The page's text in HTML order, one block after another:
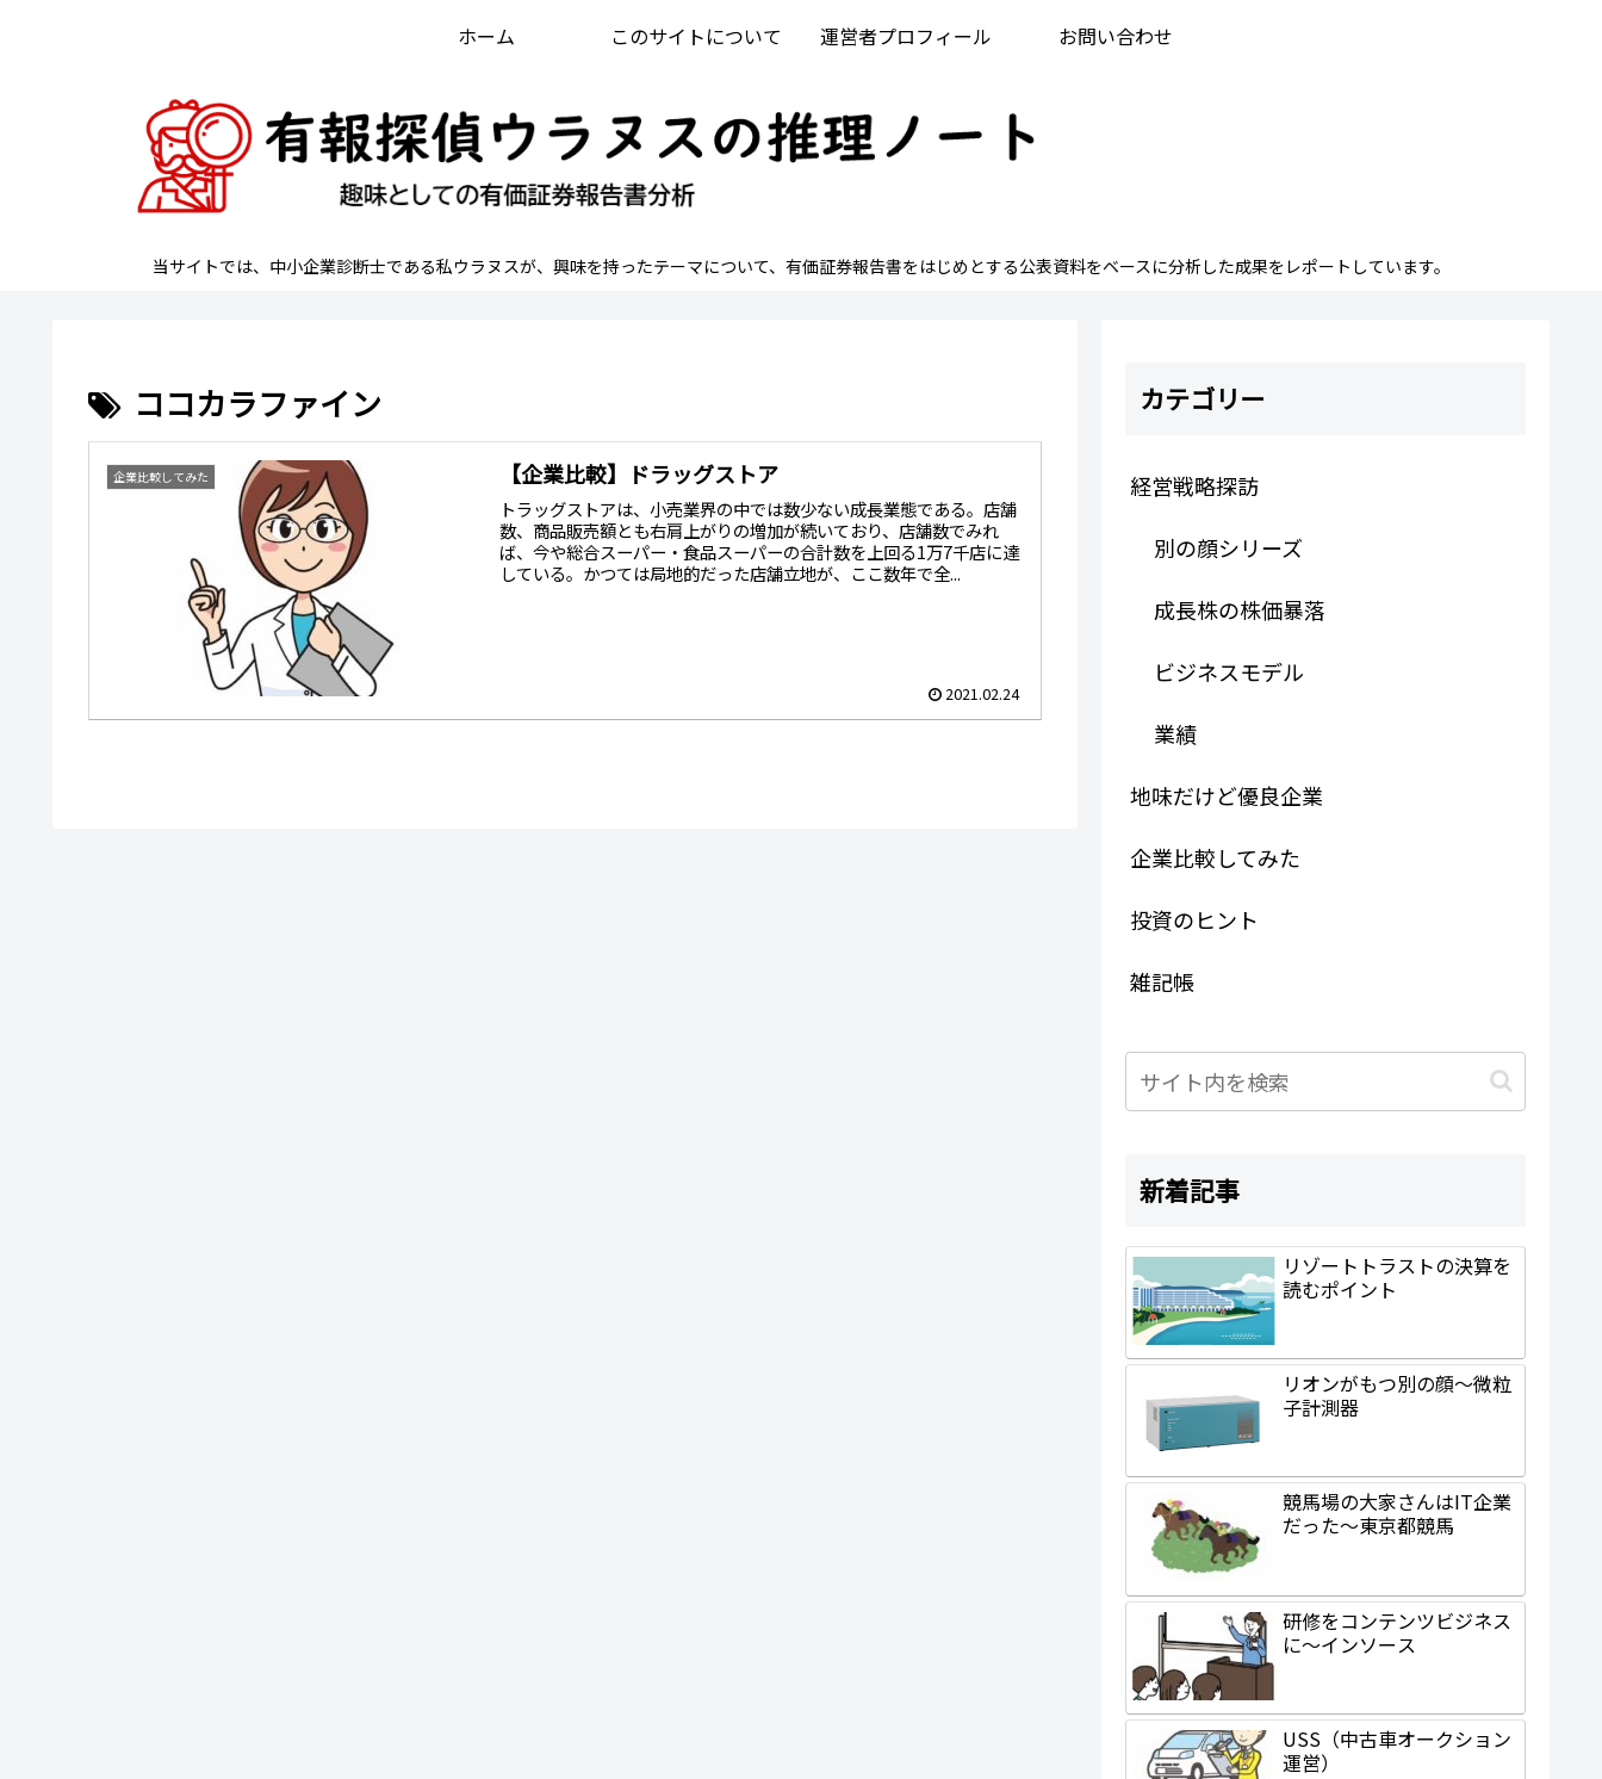
当サイトでは、中小企業診断士である私ウラヌスが、興味を持ったテーマについて、有価証券報告書をはじめとする公表資料をベースに分析した成果をレポートしています。
ホーム このサイトについて 運営者プロフィール お問い合わせ
ココカラファイン
企業比較してみた 【企業比較】ドラッグストア
トラッグストアは、小売業界の中では数少ない成長業態である。店舗
数、商品販売額とも右肩上がりの増加が続いており、店舗数でみれ
ば、今や総合スーパー・食品スーパーの合計数を上回る1万7千店に達
している。かつては局地的だった店舗立地が、ここ数年で全...
2021.02.24
カテゴリー
経営戦略探訪
別の顔シリーズ
成長株の株価暴落
ビジネスモデル
業績
地味だけど優良企業
企業比較してみた
投資のヒント
雑記帳
新着記事
リゾートトラストの決算を
読むポイント
リオンがもつ別の顔～微粒
子計測器
競馬場の大家さんはIT企業
だった～東京都競馬
研修をコンテンツビジネス
に～インソース
USS（中古車オークション
運営）